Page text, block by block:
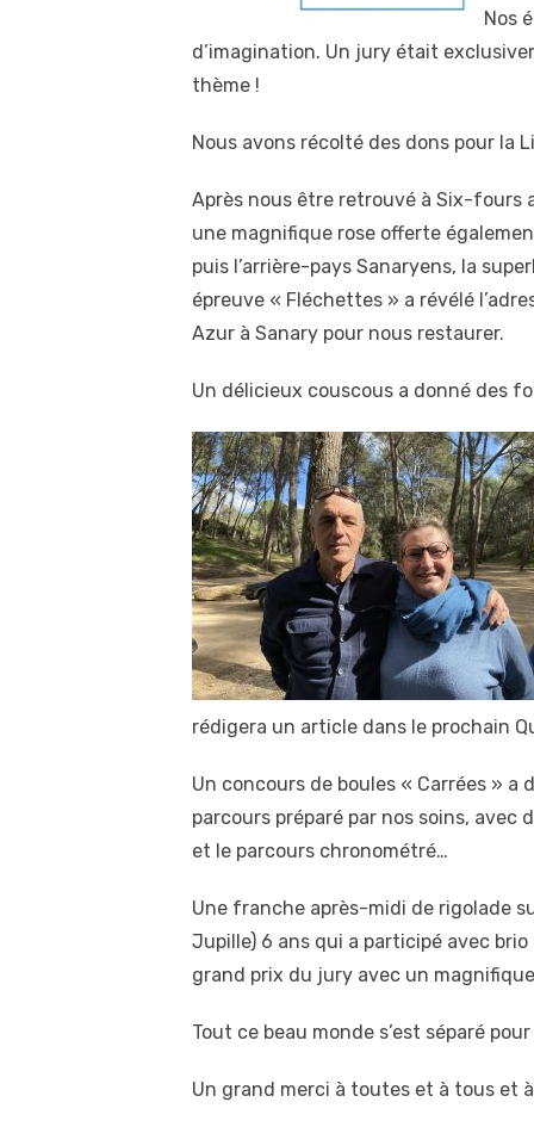
Nos
d’imagination. Un jury était
thème !
Nous avons récolté des dons pour la
Après nous être retrouvé à Six-fours
une magnifique rose offerte
puis l’arrière-pays Sanaryens, la
épreuve « Fléchettes » a révélé
Azur à Sanary pour nous restaurer.
Un délicieux couscous a donné des
rédigera un article dans le prochain
Un concours de boules « Carrées »
parcours préparé par nos soins, avec
et le parcours chronométré…
Une franche après-midi de rigolade
Jupille) 6 ans qui a participé avec
grand prix du jury avec un
Tout ce beau monde s’est séparé
Un grand merci à toutes et à tous et